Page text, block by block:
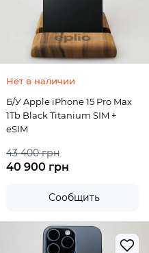
Нет в наличии
Б/У Apple iPhone 15 Pro Max
1Tb Black Titanium SIM +
eSIM
43 400 грн
40 900 грн
Сообщить